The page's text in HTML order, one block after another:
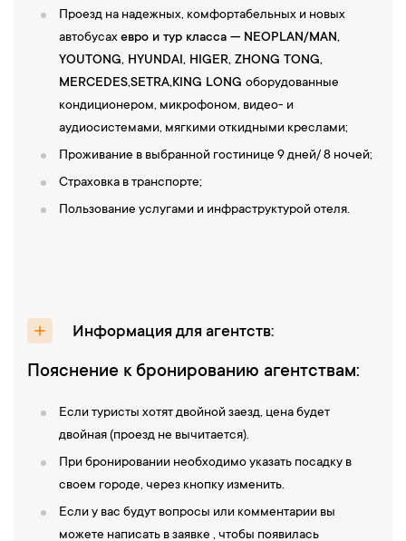
Проезд на надежных, комфортабельных и новых
автобусахевро и тур класса — NEOPLAN/MAN,
YOUTONG, HYUNDAI, НIGER, ZHONG TONG,
MERCEDES,SETRA,KING LONG оборудованные
кондиционером, микрофоном, видео- и
аудиосистемами, мягкими откидными креслами;
Проживание в выбранной гостинице 9 дней/ 8 ночей;
Страховка в транспорте;
Пользование услугами и инфраструктурой отеля.
Информация для агентств:
Пояснение к бронированию агентствам:
Если туристы хотят двойной заезд, цена будет
двойная (проезд не вычитается).
При бронировании необходимо указать посадку в
своем городе, через кнопку изменить.
Если у вас будут вопросы или комментарии вы
можете написать в заявке , чтобы появилась